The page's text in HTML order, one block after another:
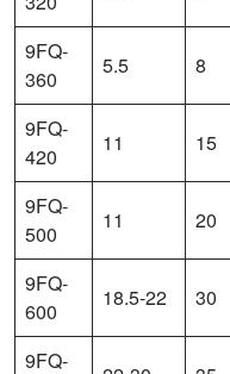
9FQ-
360
5.5 8
9FQ-
420
11 15
9FQ-
500
11 20
9FQ-
600
18.5-22 30
9FQ-